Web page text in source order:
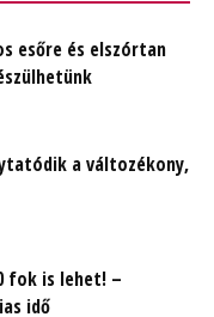
esőre és elszórtan
a változékony,
fok is lehet! –
idő